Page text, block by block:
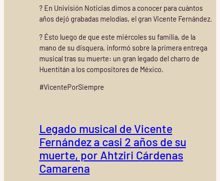
? En Univisión Noticias dimos a conocer para cuántos
años dejó grabadas melodías, el gran Vicente Fernández.
? Ésto luego de que este miércoles su familia, de la
mano de su disquera, informó sobre la primera entrega
musical tras su muerte: un gran legado del charro de
Huentitán a los compositores de México.
#VicentePorSiempre
Legado musical de Vicente
Fernández a casi 2 años de su
muerte, por Ahtziri Cárdenas
Camarena